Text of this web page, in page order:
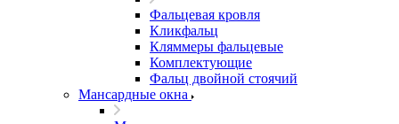
Фальцевая кровля
Кликфальц
Кляммеры фальцевые
Комплектующие
Фальц двойной стоячий
Мансардные окна